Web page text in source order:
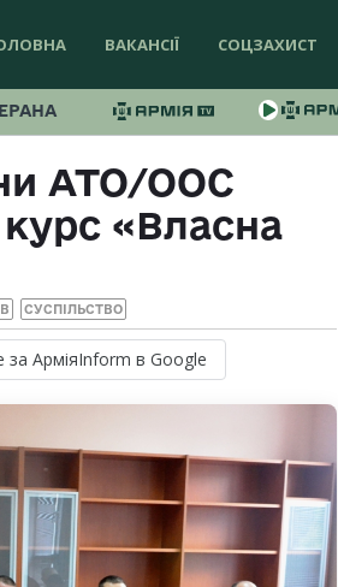
ВАКАНСІЇ СОЦЗАХИСТ
АТО/ООС
«Власна
СУСПІЛЬСТВО
за АрміяInform в Google